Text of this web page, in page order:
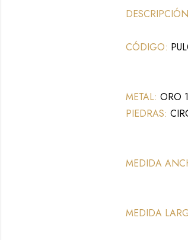
CÓDIGO:
METAL:ORO
PIEDRAS:
MEDIDA
MEDIDA